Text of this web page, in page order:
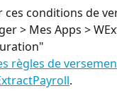
conditions de
> Mes Apps >
règles de
.